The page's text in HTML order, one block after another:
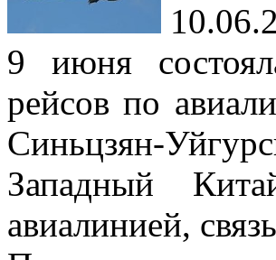
9 июня
рейсов по
Синьцзян-
Западный
авиалинией,